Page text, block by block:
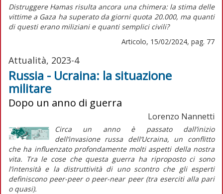
Distruggere Hamas risulta ancora una chimera: la stima delle
vittime a Gaza ha superato da giorni quota 20.000, ma quanti
di questi erano miliziani e quanti semplici civili?
Articolo, 15/02/2024, pag. 77
Attualità, 2023-4
Russia - Ucraina: la situazione
militare
Dopo un anno di guerra
Lorenzo Nannetti
Circa un anno è passato dall’inizio
dell’invasione russa dell’Ucraina, un conflitto
che ha influenzato profondamente molti aspetti della nostra
vita. Tra le cose che questa guerra ha riproposto ci sono
l’intensità e la distruttività di uno scontro che gli esperti
definiscono peer-peero peer-near peer(tra eserciti alla pari
o quasi).